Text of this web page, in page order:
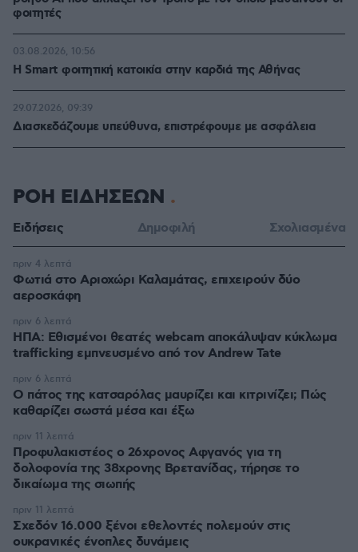
φοιτητές
Η Smart φοιτητική κατοικία στην καρδιά της Αθήνας
03.08.2026, 10:56
Διασκεδάζουμε υπεύθυνα, επιστρέφουμε με ασφάλεια
29.07.2026, 09:39
ΡΟΗ ΕΙΔΗΣΕΩΝ
Ειδήσεις Δημοφιλή Σχολιασμένα
Φωτιά στο Αριοχώρι Καλαμάτας, επιχειρούν δύο
αεροσκάφη
πριν 4 λεπτά
ΗΠΑ: Εθισμένοι θεατές webcam αποκάλυψαν κύκλωμα
trafficking εμπνευσμένο από τον Andrew Tate
πριν 6 λεπτά
Ο πάτος της κατσαρόλας μαυρίζει και κιτρινίζει; Πώς
καθαρίζει σωστά μέσα και έξω
πριν 6 λεπτά
Προφυλακιστέος ο 26χρονος Αφγανός για τη
δολοφονία της 38χρονης Βρετανίδας, τήρησε το
δικαίωμα της σιωπής
πριν 11 λεπτά
Σχεδόν 16.000 ξένοι εθελοντές πολεμούν στις
ουκρανικές ένοπλες δυνάμεις
πριν 11 λεπτά